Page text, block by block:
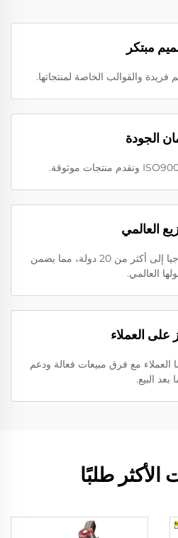
مبتكر
الجودة
العالمي
تُصدّر شركة لانجي للتكنولوجيا إلى أكثر من 20 دولة، مما يضمن
العالمي.
على العملاء
مع فرق مبيعات فعالة ودعم
بعد البيع.
الأكثر طلبًا